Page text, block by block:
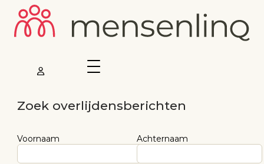
Zoek overlijdensberichten
Voornaam Achternaam